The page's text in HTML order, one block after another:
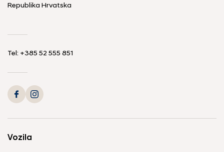
Republika Hrvatska
Tel: +385 52 555 851
Vozila